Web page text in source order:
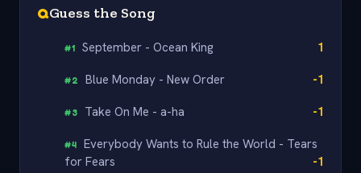
QGuess the Song
#1 September - Ocean King 1
#2 Blue Monday - New Order -1
#3 Take On Me - a-ha -1
#4
Everybody Wants to Rule the World - Tears
for Fears
-1